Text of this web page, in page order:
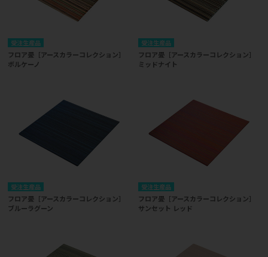
受注生産品
フロア畳［アースカラーコレクション］
ボルケーノ
受注生産品
フロア畳［アースカラーコレクション］
ミッドナイト
受注生産品
フロア畳［アースカラーコレクション］
ブルーラグーン
受注生産品
フロア畳［アースカラーコレクション］
サンセット レッド